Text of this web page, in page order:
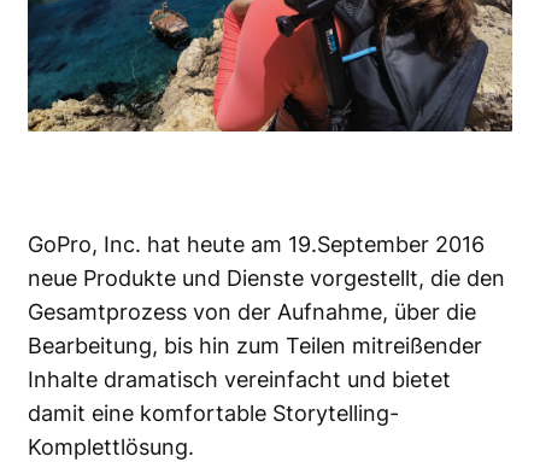
GoPro, Inc. hat heute am 19.September 2016
neue Produkte und Dienste vorgestellt, die den
Gesamtprozess von der Aufnahme, über die
Bearbeitung, bis hin zum Teilen mitreißender
Inhalte dramatisch vereinfacht und bietet
damit eine komfortable Storytelling-
Komplettlösung.